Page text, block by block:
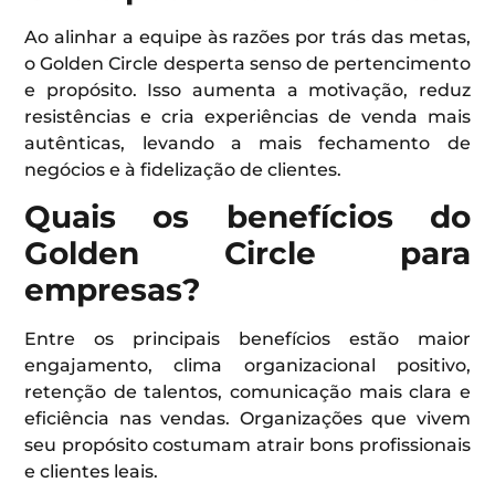
Ao alinhar a equipe às razões por trás das metas,
o Golden Circle desperta senso de pertencimento
e propósito. Isso aumenta a motivação, reduz
resistências e cria experiências de venda mais
autênticas, levando a mais fechamento de
negócios e à fidelização de clientes.
Quais os benefícios do
Golden Circle para
empresas?
Entre os principais benefícios estão maior
engajamento, clima organizacional positivo,
retenção de talentos, comunicação mais clara e
eficiência nas vendas. Organizações que vivem
seu propósito costumam atrair bons profissionais
e clientes leais.